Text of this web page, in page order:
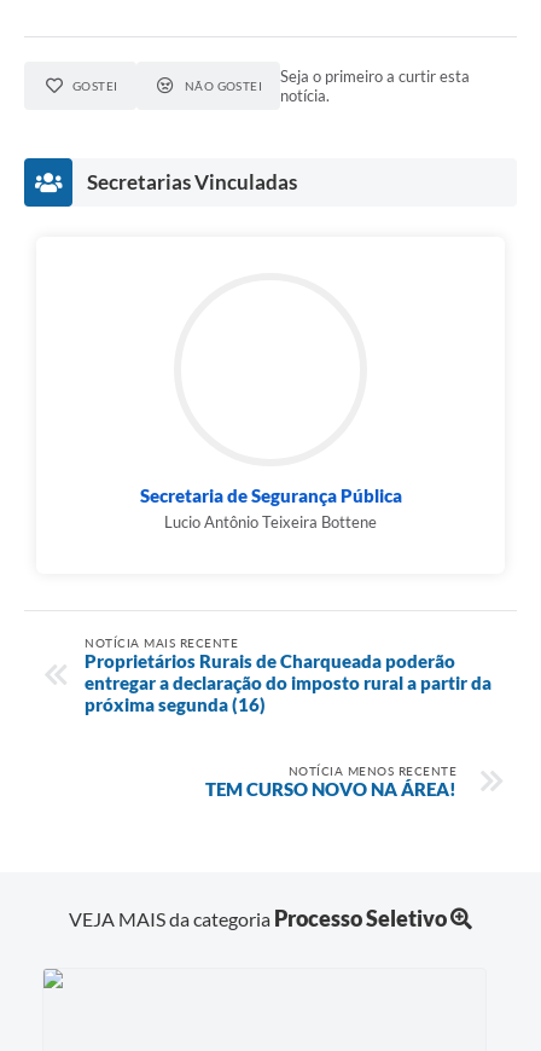
GOSTEI NÃO GOSTEI
Seja o primeiro a curtir esta
notícia.
Secretarias Vinculadas
Secretaria de Segurança Pública
Lucio Antônio Teixeira Bottene
NOTÍCIA MAIS RECENTE
Proprietários Rurais de Charqueada poderão
entregar a declaração do imposto rural a partir da
próxima segunda (16)
NOTÍCIA MENOS RECENTE
TEM CURSO NOVO NA ÁREA!
VEJA MAIS da categoria Processo Seletivo